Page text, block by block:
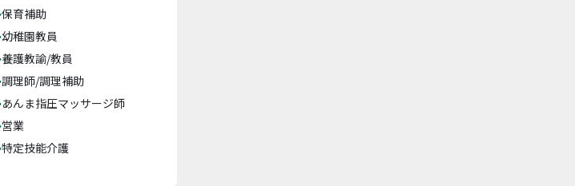
保育補助
幼稚園教員
養護教諭/教員
調理師/調理補助
あんま指圧マッサージ師
営業
特定技能介護